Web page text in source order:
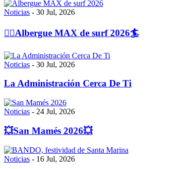
Noticias - 30 Jul, 2026
🏄‍♀️Albergue MAX de surf 2026🏄
Noticias - 30 Jul, 2026
La Administración Cerca De Ti
Noticias - 24 Jul, 2026
💥San Mamés 2026💥
Noticias - 16 Jul, 2026